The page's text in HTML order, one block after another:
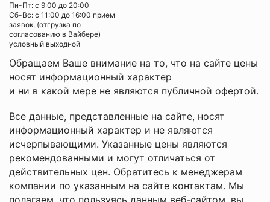
Пн-Пт: с 9:00 до 20:00
Cб-Вс: с 11:00 до 16:00 прием
заявок, (отгрузка по
согласованию в Вайбере)
условный выходной
Обращаем Ваше внимание на то, что на сайте цены
носят информационный характер
и ни в какой мере не являются публичной офертой.
Все данные, представленные на сайте, носят
информационный характер и не являются
исчерпывающими. Указанные цены являются
рекомендованными и могут отличаться от
действительных цен. Обратитесь к менеджерам
компании по указанным на сайте контактам. Мы
полагаем, что пользуясь данным веб-сайтом, вы